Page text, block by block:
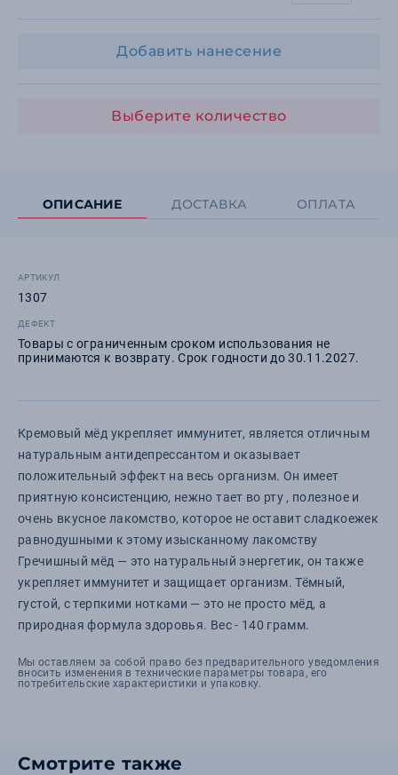
Добавить нанесение
Выберите количество
ОПИСАНИЕ ДОСТАВКА ОПЛАТА
АРТИКУЛ
1307
ДЕФЕКТ
Товары с ограниченным сроком использования не
принимаются к возврату. Срок годности до 30.11.2027.
Кремовый мёд укрепляет иммунитет, является отличным
натуральным антидепрессантом и оказывает
положительный эффект на весь организм. Он имеет
приятную консистенцию, нежно тает во рту , полезное и
очень вкусное лакомство, которое не оставит сладкоежек
равнодушными к этому изысканному лакомству
Гречишный мёд — это натуральный энергетик, он также
укрепляет иммунитет и защищает организм. Тёмный,
густой, с терпкими нотками — это не просто мёд, а
природная формула здоровья. Вес - 140 грамм.
Мы оставляем за собой право без предварительного уведомления
вносить изменения в технические параметры товара, его
потребительские характеристики и упаковку.
Смотрите также